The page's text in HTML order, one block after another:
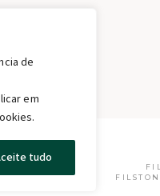
de
em
tudo